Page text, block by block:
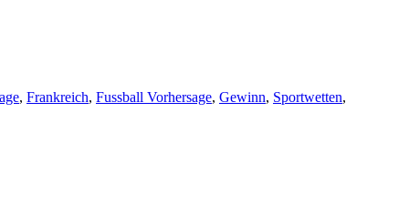
, Frankreich, Fussball Vorhersage, Gewinn, Sportwetten,